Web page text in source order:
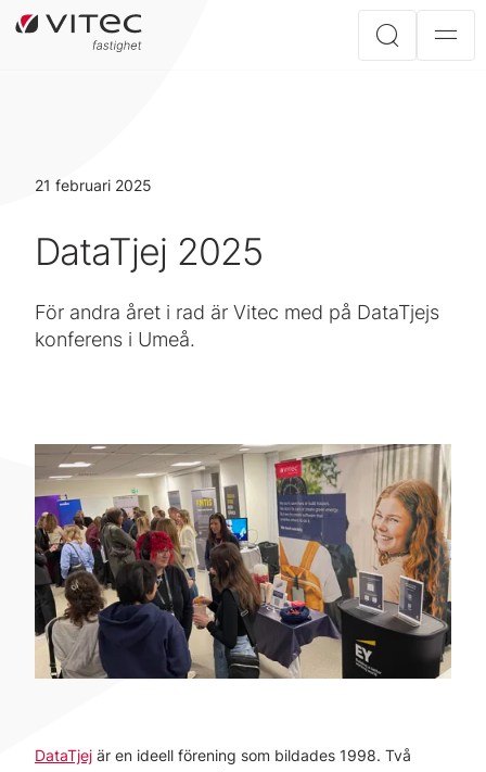
21 februari 2025
DataTjej 2025
För andra året i rad är Vitec med på DataTjejs
konferens i Umeå.
DataTjej är en ideell förening som bildades 1998. Två